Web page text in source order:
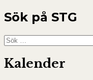
Sök på STG
Sök
efter:
Kalender